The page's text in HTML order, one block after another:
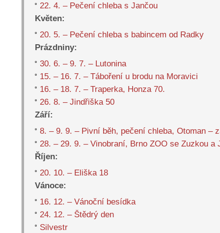
22. 4. – Pečení chleba s Jančou
Květen:
20. 5. – Pečení chleba s babincem od Radky
Prázdniny:
30. 6. – 9. 7. – Lutonina
15. – 16. 7. – Táboření u brodu na Moravici
16. – 18. 7. – Traperka, Honza 70.
26. 8. – Jindřiška 50
Září:
8. – 9. 9. – Pivní běh, pečení chleba, Otoman –
28. – 29. 9. – Vinobraní, Brno ZOO se Zuzkou a
Říjen:
20. 10. – Eliška 18
Vánoce:
16. 12. – Vánoční besídka
24. 12. – Štědrý den
Silvestr